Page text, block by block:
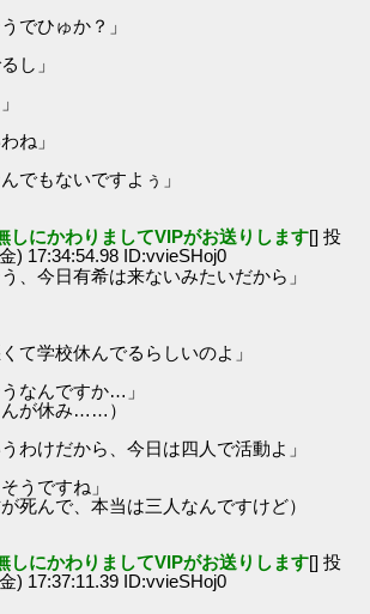
でひゅか？」
し」
ね」
でもないですよぅ」
しにかわりましてVIPがお送りします[] 投
) 17:34:54.98 ID:vvieSHoj0
、今日有希は来ないみたいだから」
て学校休んでるらしいのよ」
なんですか…」
が休み……）
わけだから、今日は四人で活動よ」
うですね」
死んで、本当は三人なんですけど）
しにかわりましてVIPがお送りします[] 投
) 17:37:11.39 ID:vvieSHoj0